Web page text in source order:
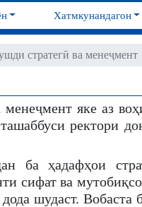
Хатмкунандагон
стратегӣ ва менеҷмент
менеҷмент яке аз
ректори
ба ҳадафҳои
сифат ва
шудаст.